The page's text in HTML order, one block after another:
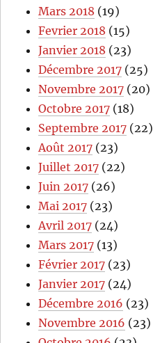
Mars 2018 (19)
Fevrier 2018 (15)
Janvier 2018 (23)
Décembre 2017 (25)
Novembre 2017 (20)
Octobre 2017 (18)
Septembre 2017 (22)
Août 2017 (23)
Juillet 2017 (22)
Juin 2017 (26)
Mai 2017 (23)
Avril 2017 (24)
Mars 2017 (13)
Février 2017 (23)
Janvier 2017 (24)
Décembre 2016 (23)
Novembre 2016 (23)